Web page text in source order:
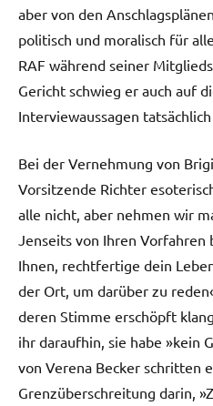
aber von den
politisch und moralisch für
RAF während seiner
Gericht schwieg er auch auf
Interviewaussagen
Bei der Vernehmung von
Vorsitzende Richter
alle nicht, aber nehmen wir
Jenseits von Ihren Vorfahren
Ihnen, rechtfertige dein
der Ort, um darüber zu
deren Stimme erschöpft
ihr daraufhin, sie habe »kein
von Verena Becker schritten
Grenzüberschreitung darin,